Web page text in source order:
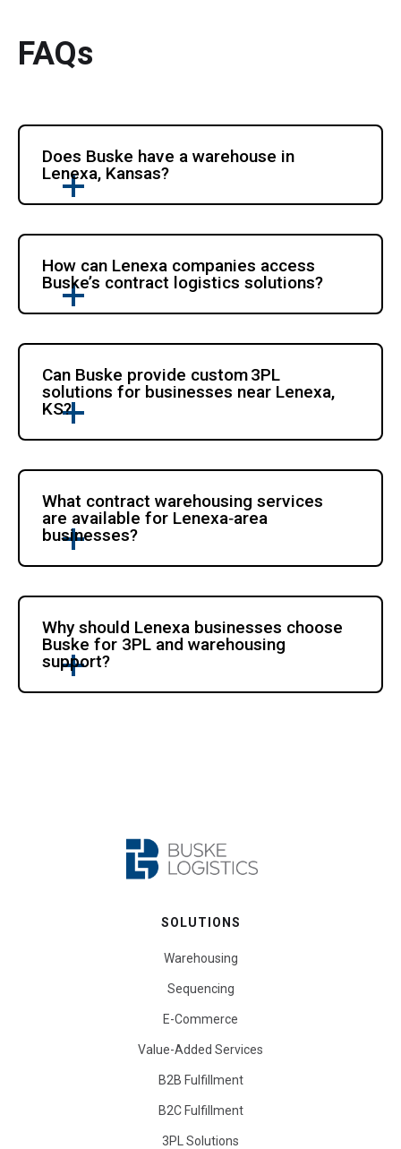
FAQs
Does Buske have a warehouse in
Lenexa, Kansas?
How can Lenexa companies access
Buske’s contract logistics solutions?
Can Buske provide custom 3PL
solutions for businesses near Lenexa,
KS?
What contract warehousing services
are available for Lenexa‑area
businesses?
Why should Lenexa businesses choose
Buske for 3PL and warehousing
support?
SOLUTIONS
Warehousing
Sequencing
E-Commerce
Value-Added Services
B2B Fulfillment
B2C Fulfillment
3PL Solutions